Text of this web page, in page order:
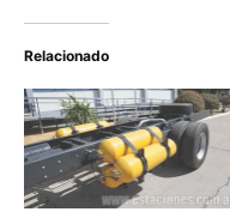
Relacionado